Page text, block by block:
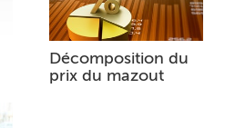
Décomposition du
prix du mazout